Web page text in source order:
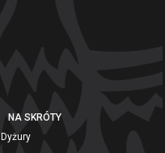
NA SKRÓTY
Dyżury